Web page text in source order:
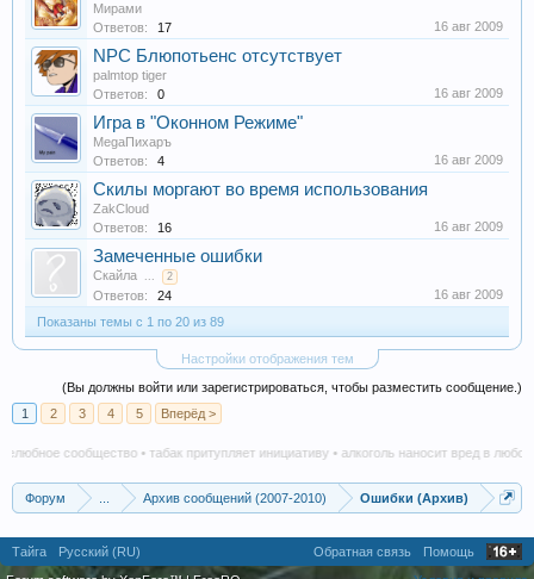
Мирами
Ответов:
17 16 авг 2009
NPC Блюпотьенс отсутствует
palmtop tiger
Ответов:
0 16 авг 2009
Игра в "Оконном Режиме"
MegaПихаръ
Ответов:
4 16 авг 2009
Скилы моргают во время использования
ZakCloud
Ответов:
16 16 авг 2009
Замеченные ошибки
Скайла ... 2
Ответов: 24
16 авг 2009
Показаны темы с 1 по 20 из 89
Настройки отображения тем
(Вы должны войти или зарегистрироваться, чтобы разместить сообщение.)
1
2 3 4 5 Вперёд >
сообщество • табак притупляет инициативу • алкоголь наносит вред в любом
Форум Архив сообщений (2007-2010) Ошибки (Архив)
Тайга Русский (RU) Обратная связь
Помощь